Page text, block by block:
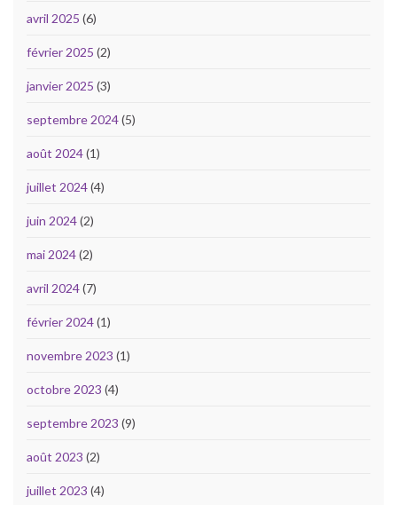
avril 2025 (6)
février 2025 (2)
janvier 2025 (3)
septembre 2024(5)
août 2024(1)
juillet 2024(4)
juin 2024(2)
mai 2024(2)
avril 2024(7)
février 2024(1)
novembre 2023 (1)
octobre 2023 (4)
septembre 2023 (9)
août 2023 (2)
juillet 2023 (4)